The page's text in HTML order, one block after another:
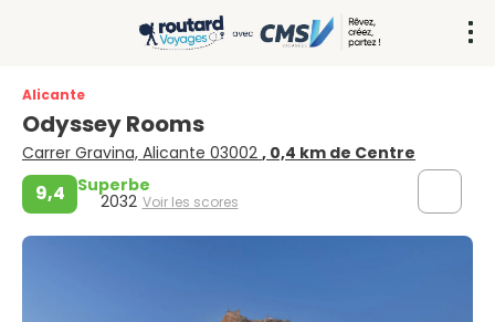
Alicante
Odyssey Rooms
Carrer Gravina, Alicante 03002 , 0,4 km de Centre
9,4 Superbe
2032 Voir les scores